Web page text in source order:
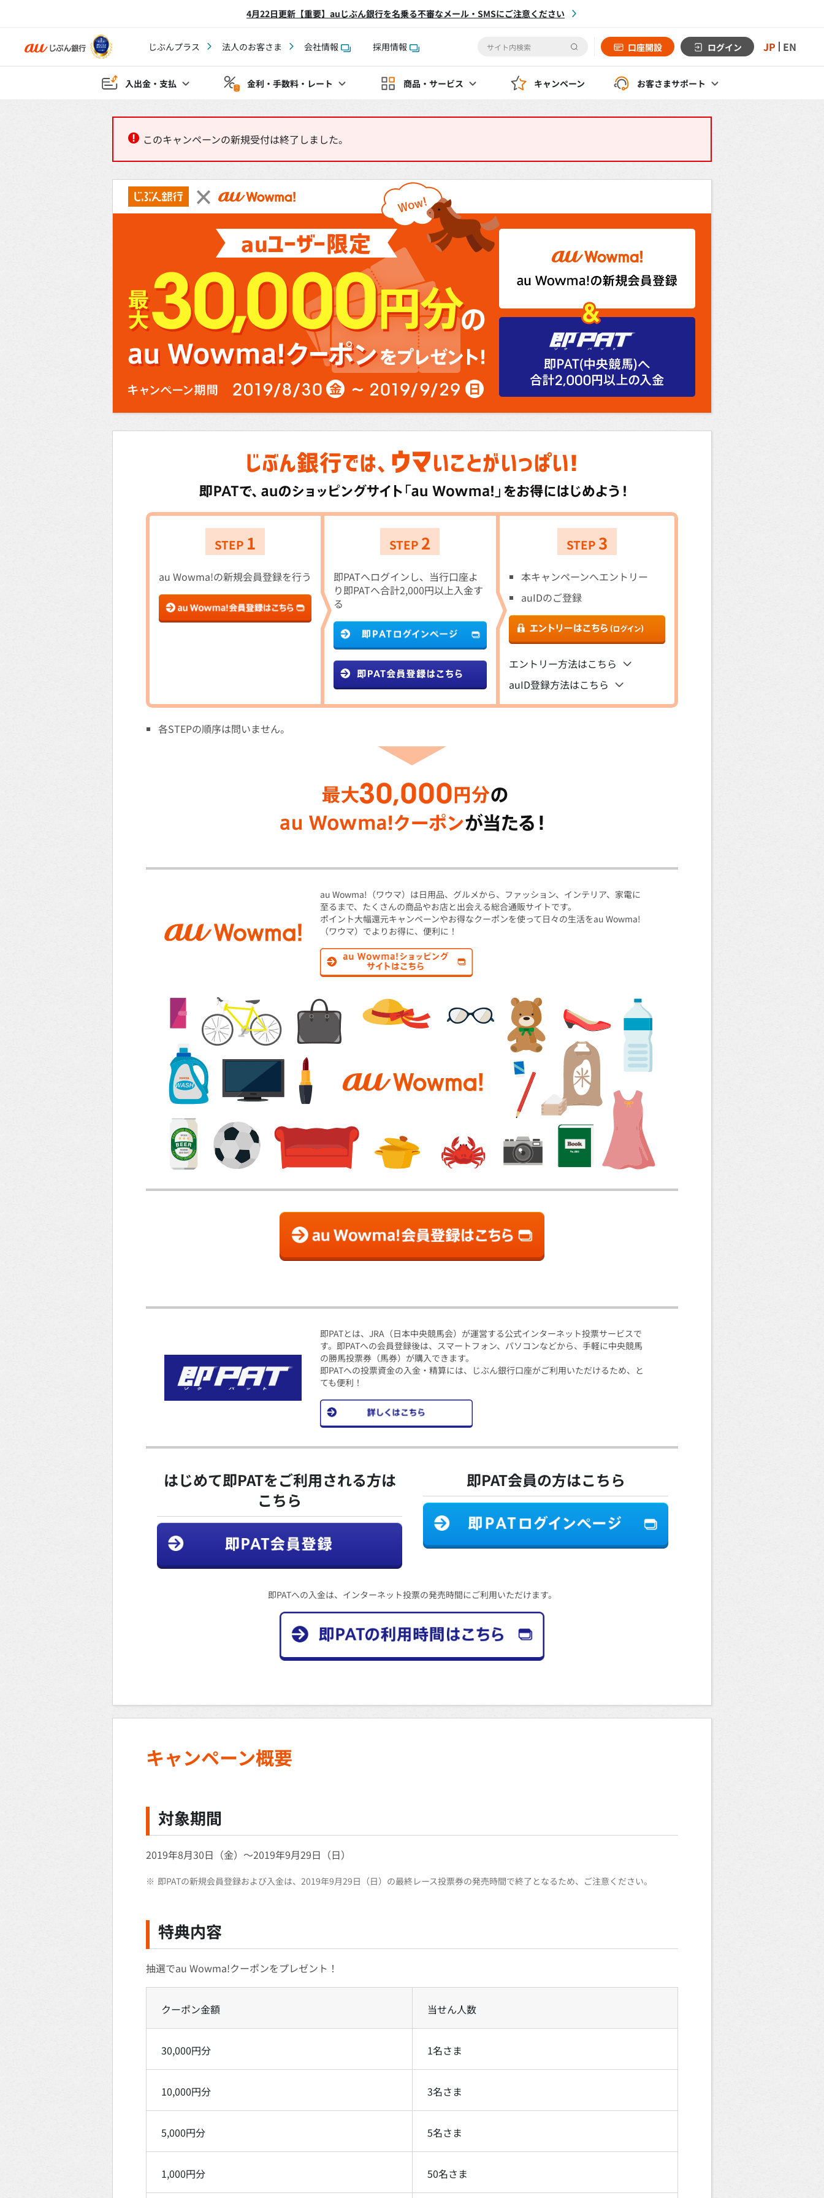
4月22日更新【重要】auじぶん銀行を名乗る不審なメール・SMSにご注意ください
じぶんプラス 法人のお客さま 会社情報 採用情報 口座開設 ログイン JP EN
入出金・支払 金利・手数料・レート 商品・サービス キャンペーン お客さまサポート
このキャンペーンの新規受付は終了しました。
STEP 1
au Wowma!の新規会員登録を行う
STEP 2
即PATへログインし、当行口座よ
り即PATへ合計2,000円以上入金す
る
STEP3
本キャンペーンへエントリー
auIDのご登録
エントリー方法はこちら
auID登録方法はこちら
各STEPの順序は問いません。
au Wowma!（ワウマ）は日用品、グルメから、ファッション、インテリア、家電に
至るまで、たくさんの商品やお店と出会える総合通販サイトです。
ポイント大幅還元キャンペーンやお得なクーポンを使って日々の生活をau Wowma!
（ワウマ）でよりお得に、便利に！
即PATとは、JRA（日本中央競馬会）が運営する公式インターネット投票サービスで
す。即PATへの会員登録後は、スマートフォン、パソコンなどから、手軽に中央競馬
の勝馬投票券（馬券）が購入できます。
即PATへの投票資金の入金・精算には、じぶん銀行口座がご利用いただけるため、と
ても便利！
はじめて即PATをご利用される方は
こちら
即PAT会員の方はこちら
即PATへの入金は、インターネット投票の発売時間にご利用いただけます。
キャンペーン概要
対象期間
2019年8月30日（金）～2019年9月29日（日）
※ 即PATの新規会員登録および入金は、2019年9月29日（日）の最終レース投票券の発売時間で終了となるため、ご注意ください。
特典内容
抽選でau Wowma!クーポンをプレゼント！
クーポン金額 当せん人数
30,000円分 1名さま
10,000円分 3名さま
5,000円分 5名さま
1,000円分 50名さま